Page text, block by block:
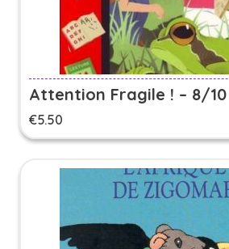
Attention Fragile ! – 8/10
€5.50